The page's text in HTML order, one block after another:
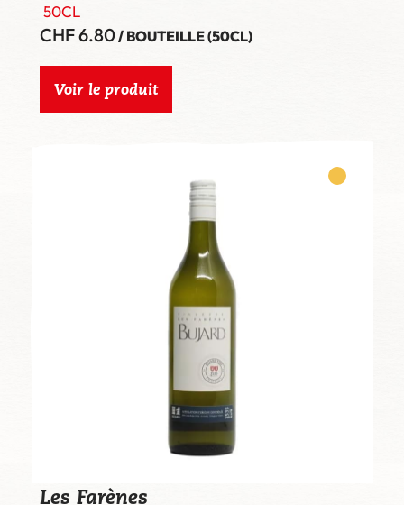
50CL
CHF6.80/ BOUTEILLE (50CL)
Voir le produit
Les Farènes